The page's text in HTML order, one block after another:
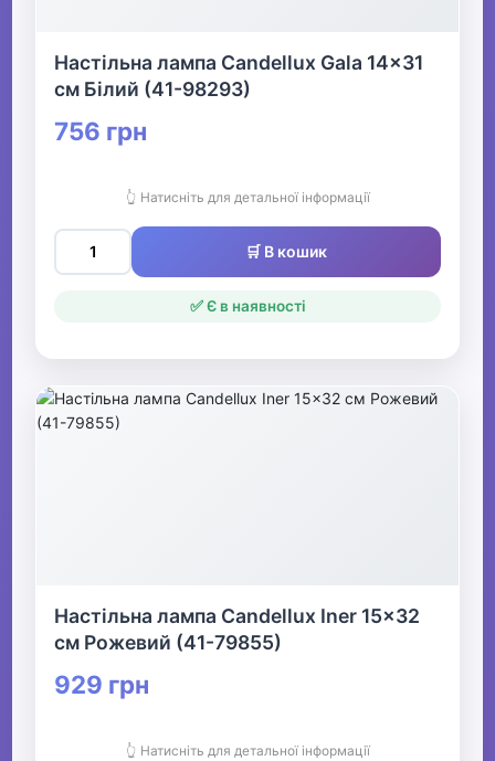
Настільна лампа Candellux Gala 14x31
см Білий (41-98293)
756 грн
👆 Натисніть для детальної інформації
🛒 В кошик
✅ Є в наявності
Настільна лампа Candellux Iner 15x32
см Рожевий (41-79855)
929 грн
👆 Натисніть для детальної інформації